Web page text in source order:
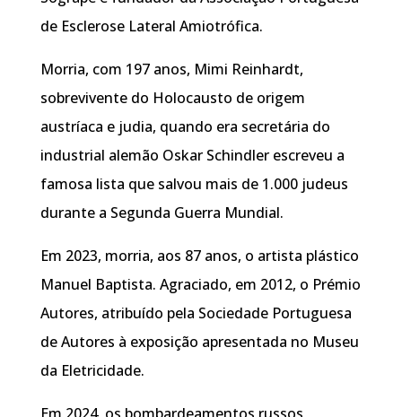
de Esclerose Lateral Amiotrófica.
Morria, com 197 anos, Mimi Reinhardt,
sobrevivente do Holocausto de origem
austríaca e judia, quando era secretária do
industrial alemão Oskar Schindler escreveu a
famosa lista que salvou mais de 1.000 judeus
durante a Segunda Guerra Mundial.
Em 2023, morria, aos 87 anos, o artista plástico
Manuel Baptista. Agraciado, em 2012, o Prémio
Autores, atribuído pela Sociedade Portuguesa
de Autores à exposição apresentada no Museu
da Eletricidade.